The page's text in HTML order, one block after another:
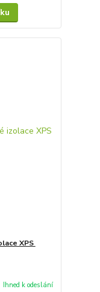
XPS
Ihned k odeslání